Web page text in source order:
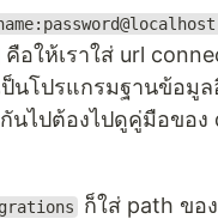
คือให้เราใส่ url
ป็นโปรแกรมฐานข้อมู
นไปต้องไปดูคู่มือของ
ก็ใส่ path ขอ